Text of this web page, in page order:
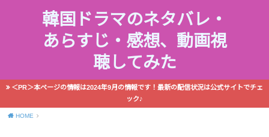
韓国ドラマのネタバレ・
あらすじ・感想、動画視
聴してみた
＜PR＞本ページの情報は2024年9月の情報です！最新の配信状況は公式サイトでチェ
ック♪
HOME